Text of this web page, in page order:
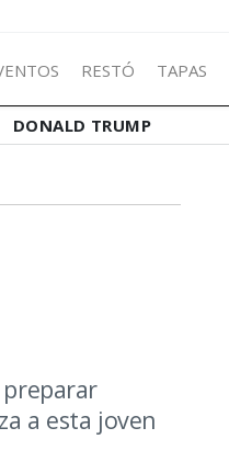
RESTÓ TAPAS
DONALD TRUMP
a esta joven